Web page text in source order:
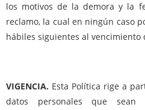
los motivos de la demora y la
reclamo, la cual en ningún caso
hábiles siguientes al
VIGENCIA. Esta Política rige a
datos personales que sean